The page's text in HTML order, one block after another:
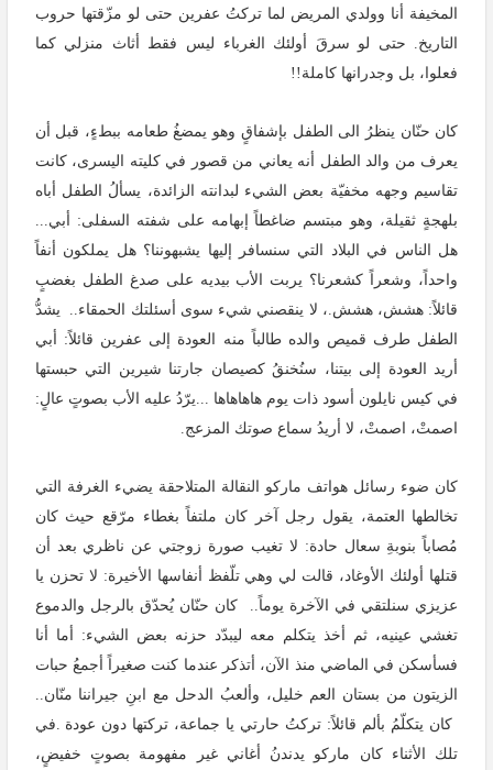
المخيفة أنا وولدي المريض لما تركتُ عفرين حتى لو مزّقتها حروب
التاريخ. حتى لو سرقَ أولئك الغرباء ليس فقط أثاث منزلي كما
فعلوا، بل وجدرانها كاملة !!
كان حنّان ينظرُ الى الطفل بإشفاقٍ وهو يمضغُ طعامه ببطءٍ، قبل أن
يعرف من والد الطفل أنه يعاني من قصور في كليته اليسرى، كانت
تقاسيم وجهه مخفيّة بعض الشيء لبدانته الزائدة، يسألُ الطفل أباه
بلهجةٍ ثقيلة، وهو مبتسم ضاغطاً إبهامه على شفته السفلى: أبي...
هل الناس في البلاد التي سنسافر إليها يشبهوننا؟ هل يملكون أنفاً
واحداً، وشعراً كشعرنا؟ يربت الأب بيديه على صدغ الطفل بغضبٍ
قائلاً: هشش، هشش.، لا ينقصني شيء سوى أسئلتك الحمقاء
يشدُّ
الطفل طرف قميص والده طالباً منه العودة إلى عفرين قائلاً: أبي
أريد العودة إلى بيتنا، سنُخنقُ كصيصان جارتنا شيرين التي حبستها
في كيس نايلون أسود ذات يوم هاهاهاها
يرّدُ عليه الأب بصوتٍ عالٍ:
اصمتْ، اصمتْ، لا أريدُ سماع صوتك المزعج.
كان ضوء رسائل هواتف ماركو النقالة المتلاحقة يضيء الغرفة التي
تخالطها العتمة، يقول رجل آخر كان ملتفاً بغطاء مرّقع حيث كان
مُصاباً بنوبةِ سعال حادة: لا تغيب صورة زوجتي عن ناظري بعد أن
قتلها أولئك الأوغاد، قالت لي وهي تلّفظ أنفاسها الأخيرة: لا تحزن يا
عزيزي سنلتقي في الآخرة يوماً
كان حنّان يُحدّق بالرجل والدموع
تغشي عينيه، ثم أخذ يتكلم معه ليبدّد حزنه بعض الشيء: أما أنا
فسأسكن في الماضي منذ الآن، أتذكر عندما كنت صغيراً أجمعُ حبات
الزيتون من بستان العم خليل، وألعبُ الدحل مع ابنِ جيراننا منّان
كان يتكلّمُ بألم قائلاً: تركتُ حارتي يا جماعة، تركتها دون عودة
في
تلك الأثناء كان ماركو يدندنُ أغاني غير مفهومة بصوتٍ خفيضٍ،